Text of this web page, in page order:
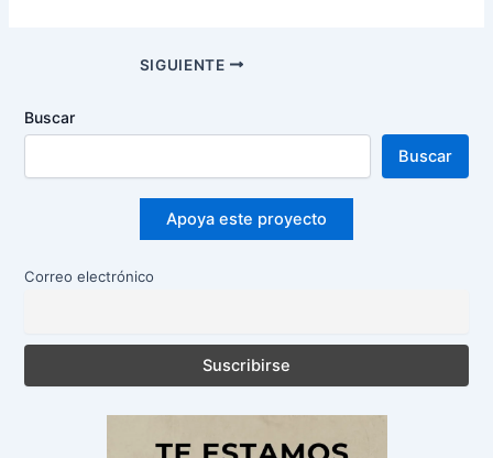
entradas
SIGUIENTE
Buscar
Buscar
Apoya este proyecto
Correo electrónico